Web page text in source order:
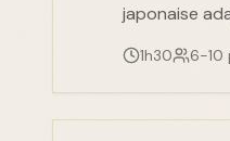
japonaise
1h30 6-10